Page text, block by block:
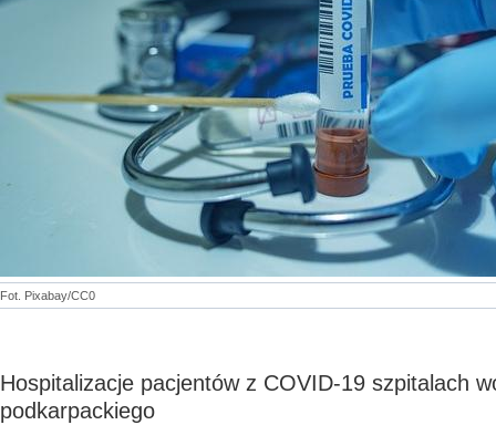
Fot. Pixabay/CC0
Hospitalizacje pacjentów z COVID-19 szpitalach
podkarpackiego